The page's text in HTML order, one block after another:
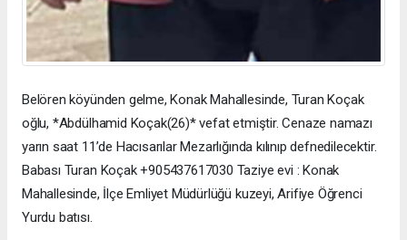
Belören köyünden gelme, Konak Mahallesinde, Turan Koçak
oğlu, *Abdülhamid Koçak(26)* vefat etmiştir. Cenaze namazı
yarın saat 11’de Hacısarılar Mezarlığında kılınıp defnedilecektir.
Babası Turan Koçak +905437617030 Taziye evi : Konak
Mahallesinde, İlçe Emliyet Müdürlüğü kuzeyi, Arifiye Öğrenci
Yurdu batısı.